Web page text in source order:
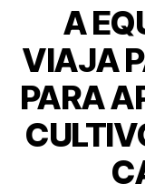
A
VIAJA
PARA